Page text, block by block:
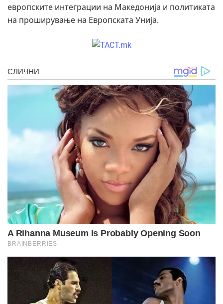
европските интеграции на Македонија и политиката
на проширување на Европската Унија.